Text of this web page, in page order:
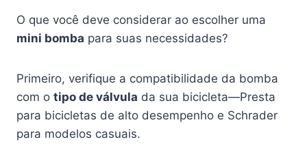
O que você deve considerar ao escolher uma
mini bomba para suas necessidades?
Primeiro, verifique a compatibilidade da bomba
com o tipo de válvula da sua bicicleta—Presta
para bicicletas de alto desempenho e Schrader
para modelos casuais.